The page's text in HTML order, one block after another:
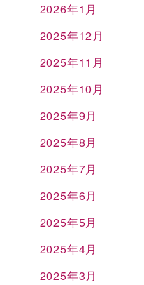
2026年1月
2025年12月
2025年11月
2025年10月
2025年9月
2025年8月
2025年7月
2025年6月
2025年5月
2025年4月
2025年3月